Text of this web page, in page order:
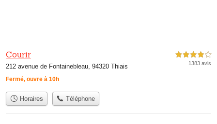
Courir
212 avenue de Fontainebleau, 94320 Thiais
Fermé, ouvre à 10h
4,0 étoiles sur 5
1383 avis
Horaires Téléphone